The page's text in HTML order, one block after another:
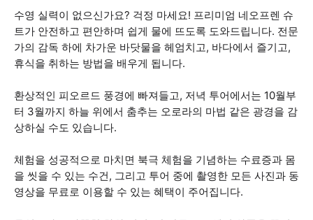
수영 실력이 없으신가요? 걱정 마세요! 프리미엄 네오프렌 슈
트가 안전하고 편안하며 쉽게 물에 뜨도록 도와드립니다. 전문
가의 감독 하에 차가운 바닷물을 헤엄치고, 바다에서 즐기고,
휴식을 취하는 방법을 배우게 됩니다.
환상적인 피오르드 풍경에 빠져들고, 저녁 투어에서는 10월부
터 3월까지 하늘 위에서 춤추는 오로라의 마법 같은 광경을 감
상하실 수도 있습니다.
체험을 성공적으로 마치면 북극 체험을 기념하는 수료증과 몸
을 씻을 수 있는 수건, 그리고 투어 중에 촬영한 모든 사진과 동
영상을 무료로 이용할 수 있는 혜택이 주어집니다.